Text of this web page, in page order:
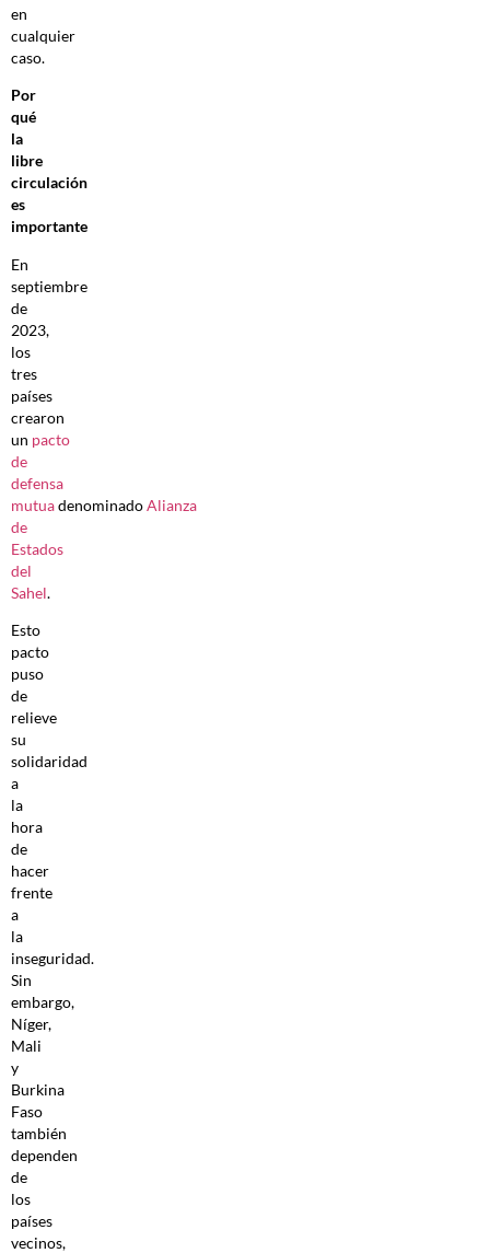
en
cualquier
caso.
Por
qué
la
libre
circulación
es
importante
En
septiembre
de
2023,
los
tres
países
crearon
un pacto
de
defensa
mutuadenominadoAlianza
de
Estados
del
Sahel.
Esto
pacto
puso
de
relieve
su
solidaridad
a
la
hora
de
hacer
frente
a
la
inseguridad.
Sin
embargo,
Níger,
Mali
y
Burkina
Faso
también
dependen
de
los
países
vecinos,